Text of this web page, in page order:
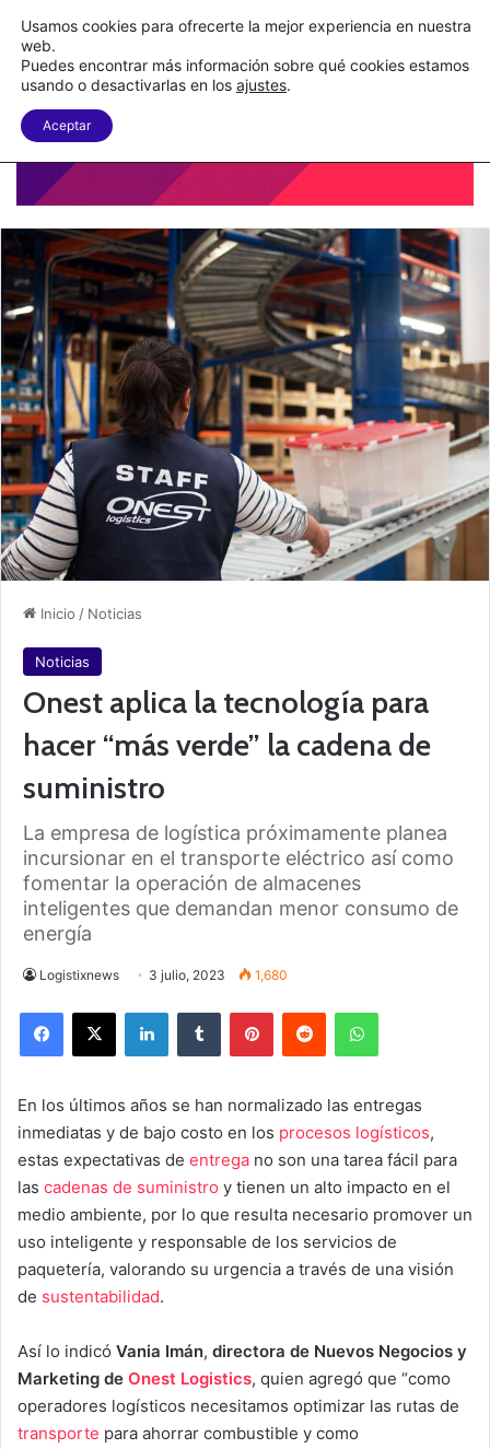
Nueva Ley Aduanera eleva el costo de los errores documentales
Menu
Inicio / Noticias
Noticias
Onest aplica la tecnología para
hacer “más verde” la cadena de
suministro
La empresa de logística próximamente planea
incursionar en el transporte eléctrico así como
fomentar la operación de almacenes
inteligentes que demandan menor consumo de
energía
Logistixnews 3 julio, 2023 1,680
En los últimos años se han normalizado las entregas
inmediatas y de bajo costo en los procesos logísticos,
estas expectativas de entrega no son una tarea fácil para
las cadenas de suministro y tienen un alto impacto en el
medio ambiente, por lo que resulta necesario promover un
uso inteligente y responsable de los servicios de
paquetería, valorando su urgencia a través de una visión
de sustentabilidad.
Así lo indicó Vania Imán, directora de Nuevos Negocios y
Marketing de Onest Logistics, quien agregó que “como
operadores logísticos necesitamos optimizar las rutas de
transporte para ahorrar combustible y como
Usamos cookies para ofrecerte la mejor experiencia en nuestra
web.
Puedes encontrar más información sobre qué cookies estamos
usando o desactivarlas en los ajustes.
Aceptar